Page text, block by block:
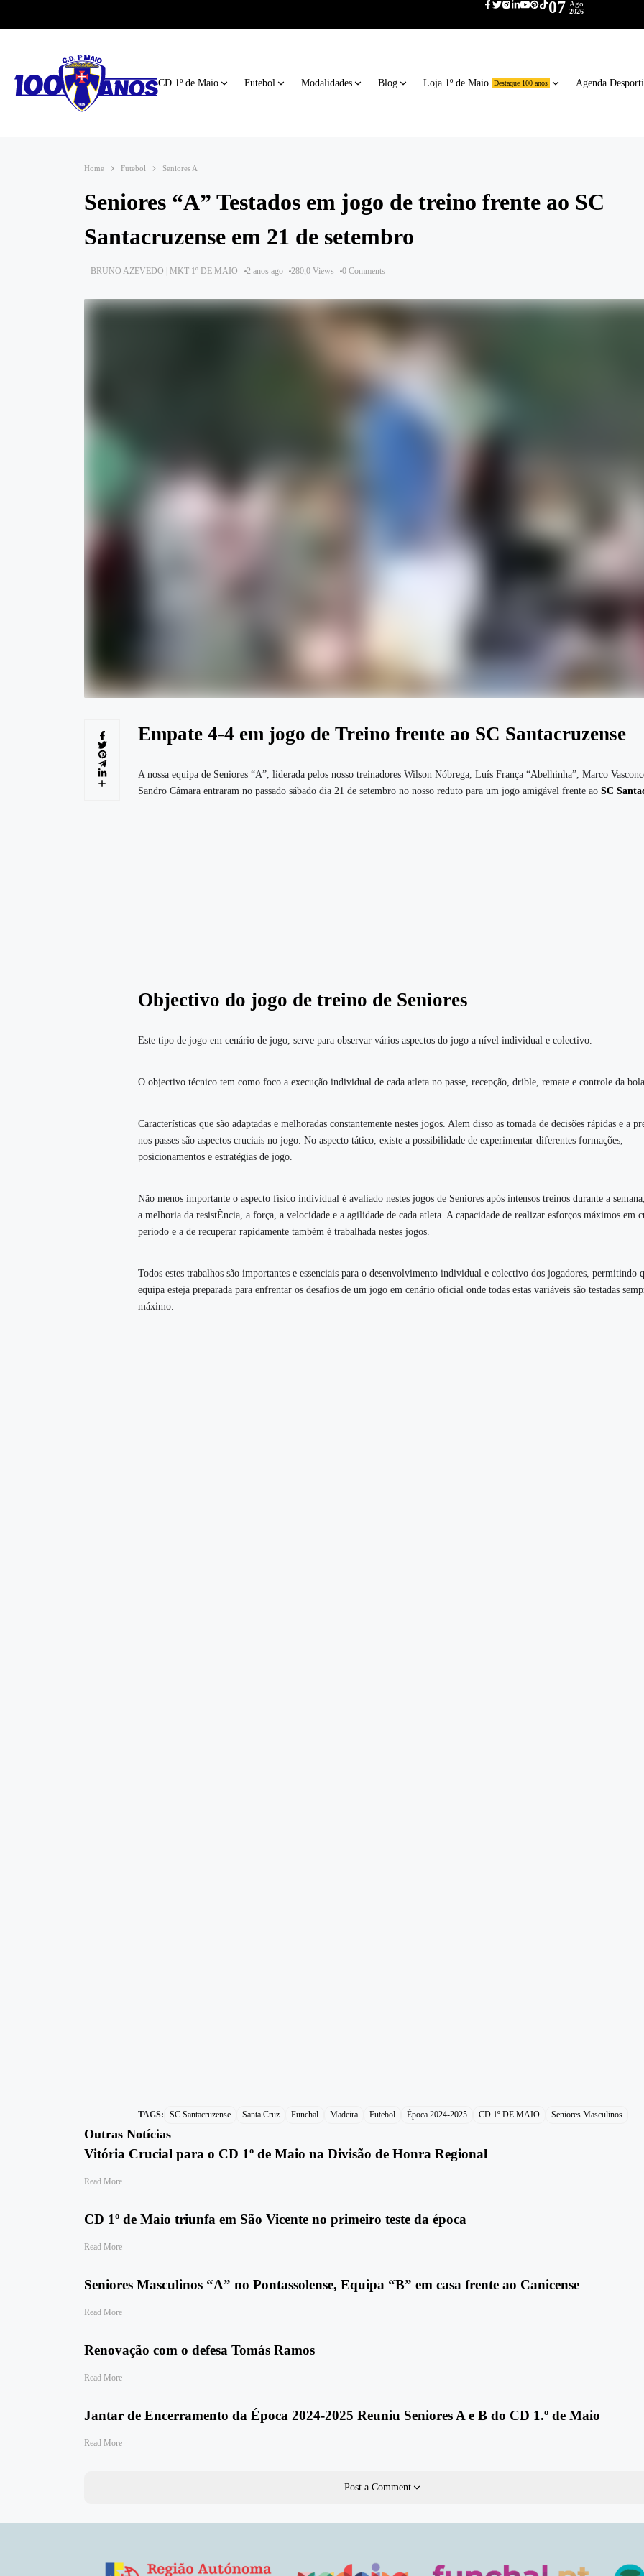
07 Ago
2026
CD 1º de Maio Futebol Modalidades Blog Loja 1º de Maio Destaque 100 anos Agenda
Home Futebol Seniores A
Seniores “A” Testados em jogo de treino frente ao SC
Santacruzense em 21 de setembro
BRUNO AZEVEDO | MKT 1º DE MAIO 2 anos ago 280,0 Views 0 Comments
Empate 4-4 em jogo de Treino frente ao SC Santacruzense
A nossa equipa de Seniores “A”, liderada pelos nosso treinadores Wilson Nóbrega, Luís França “Abelhinha”, Marco
Sandro Câmara entraram no passado sábado dia 21 de setembro no nosso reduto para um jogo amigável frente ao SC
Objectivo do jogo de treino de Seniores
Este tipo de jogo em cenário de jogo, serve para observar vários aspectos do jogo a nível individual e colectivo.
O objectivo técnico tem como foco a execução individual de cada atleta no passe, recepção, drible, remate e controle da
Características que são adaptadas e melhoradas constantemente nestes jogos. Alem disso as tomada de decisões rápidas e a
nos passes são aspectos cruciais no jogo. No aspecto tático, existe a possibilidade de experimentar diferentes formações,
posicionamentos e estratégias de jogo.
Não menos importante o aspecto físico individual é avaliado nestes jogos de Seniores após intensos treinos durante a
a melhoria da resistÊncia, a força, a velocidade e a agilidade de cada atleta. A capacidade de realizar esforços máximos em
período e a de recuperar rapidamente também é trabalhada nestes jogos.
Todos estes trabalhos são importantes e essenciais para o desenvolvimento individual e colectivo dos jogadores, permitindo
equipa esteja preparada para enfrentar os desafios de um jogo em cenário oficial onde todas estas variáveis são testadas
máximo.
TAGS: SC Santacruzense Santa Cruz Funchal Madeira Futebol Época 2024-2025 CD 1º DE MAIO Seniores Masculinos
Outras Notícias
Vitória Crucial para o CD 1º de Maio na Divisão de Honra Regional
Read More
CD 1º de Maio triunfa em São Vicente no primeiro teste da época
Read More
Seniores Masculinos “A” no Pontassolense, Equipa “B” em casa frente ao Canicense
Read More
Renovação com o defesa Tomás Ramos
Read More
Jantar de Encerramento da Época 2024-2025 Reuniu Seniores A e B do CD 1.º de Maio
Read More
Post a Comment